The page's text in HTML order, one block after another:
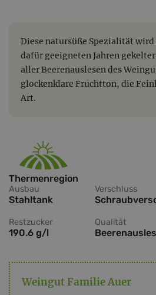
Diese natursüße Spezialität wird
dafür geeigneten Jahren
aller Beerenauslesen des
glockenklare Fruchtton, die
Art.
Thermenregion
Ausbau
Stahltank
Verschluss
Restzucker
190.6 g/l
Qualität
Weingut Familie Auer